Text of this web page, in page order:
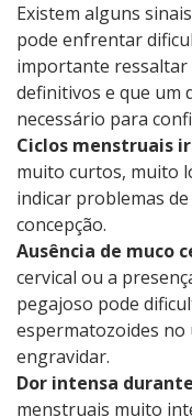
Existem alguns
pode enfrentar
importante ressaltar
definitivos e que um
necessário para
Ciclos menstruais
muito curtos, muito
indicar problemas
concepção.
Ausência de muco
cervical ou a
pegajoso pode
espermatozoides no
engravidar.
Dor intensa
menstruais muito